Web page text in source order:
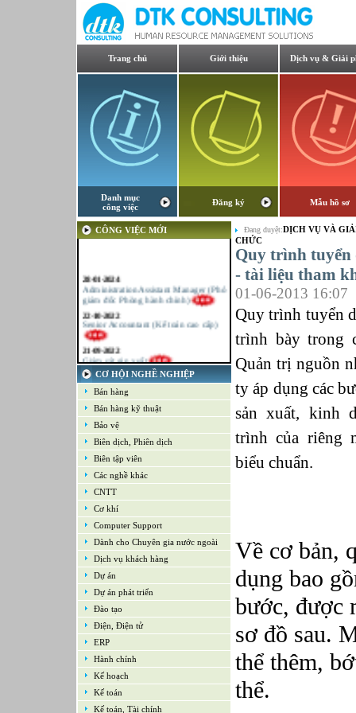
Trang chủ Giới thiệu Dịch vụ & Giải
Danh mục
công việc
Đăng ký Mẫu hồ sơ
CÔNG VIỆC MỚI
28-01-2024
Administration Assistant Manager (Phó
giám đốc Phòng hành chính)
Senior Accountant (Kế toán cao cấp)
21-09-2022
Giám sát sản xuất
21-09-2022
Kế toán tổng hợp – Thuế
16-09-2022
Nhân viên cao cấp NPD - Phát triển sản
phẩm mới
16-09-2022
Giám sát Mua hàng
16-09-2022
Chuyên viên CNTT /Bộ phận Hỗ trợ &
Hệ thống
16-09-2022
Trưởng bộ phận Kho
CƠ HỘI NGHỀ NGHIỆP
Bán hàng
Bán hàng kỹ thuật
Bảo vệ
Biên dịch, Phiên dịch
Biên tập viên
Các nghề khác
CNTT
Cơ khí
Computer Support
Dành cho Chuyên gia nước ngoài
Dịch vụ khách hàng
Dự án
Dự án phát triển
Đào tạo
Điện, Điện tử
ERP
Hành chính
Kế hoạch
Kế toán
Kế toán, Tài chính
Đang duyệt:DỊCH VỤ VÀ
CHỨC
Quy trình
- tài liệu tham
01-06-2013 16:07
Quy trình tuyển
trình bày trong
Quản trị nguồn
ty áp dụng các
sản xuất, kinh
trình của riêng
biểu chuẩn.
Về cơ bản,
dụng bao
bước, được
sơ đồ sau.
thể thêm,
thể.